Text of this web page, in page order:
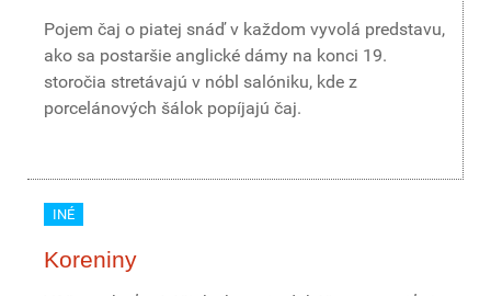
Pojem čaj o piatej snáď v každom vyvolá predstavu,
ako sa postaršie anglické dámy na konci 19.
storočia stretávajú v nóbl salóniku, kde z
porcelánových šálok popíjajú čaj.
INÉ
Koreniny